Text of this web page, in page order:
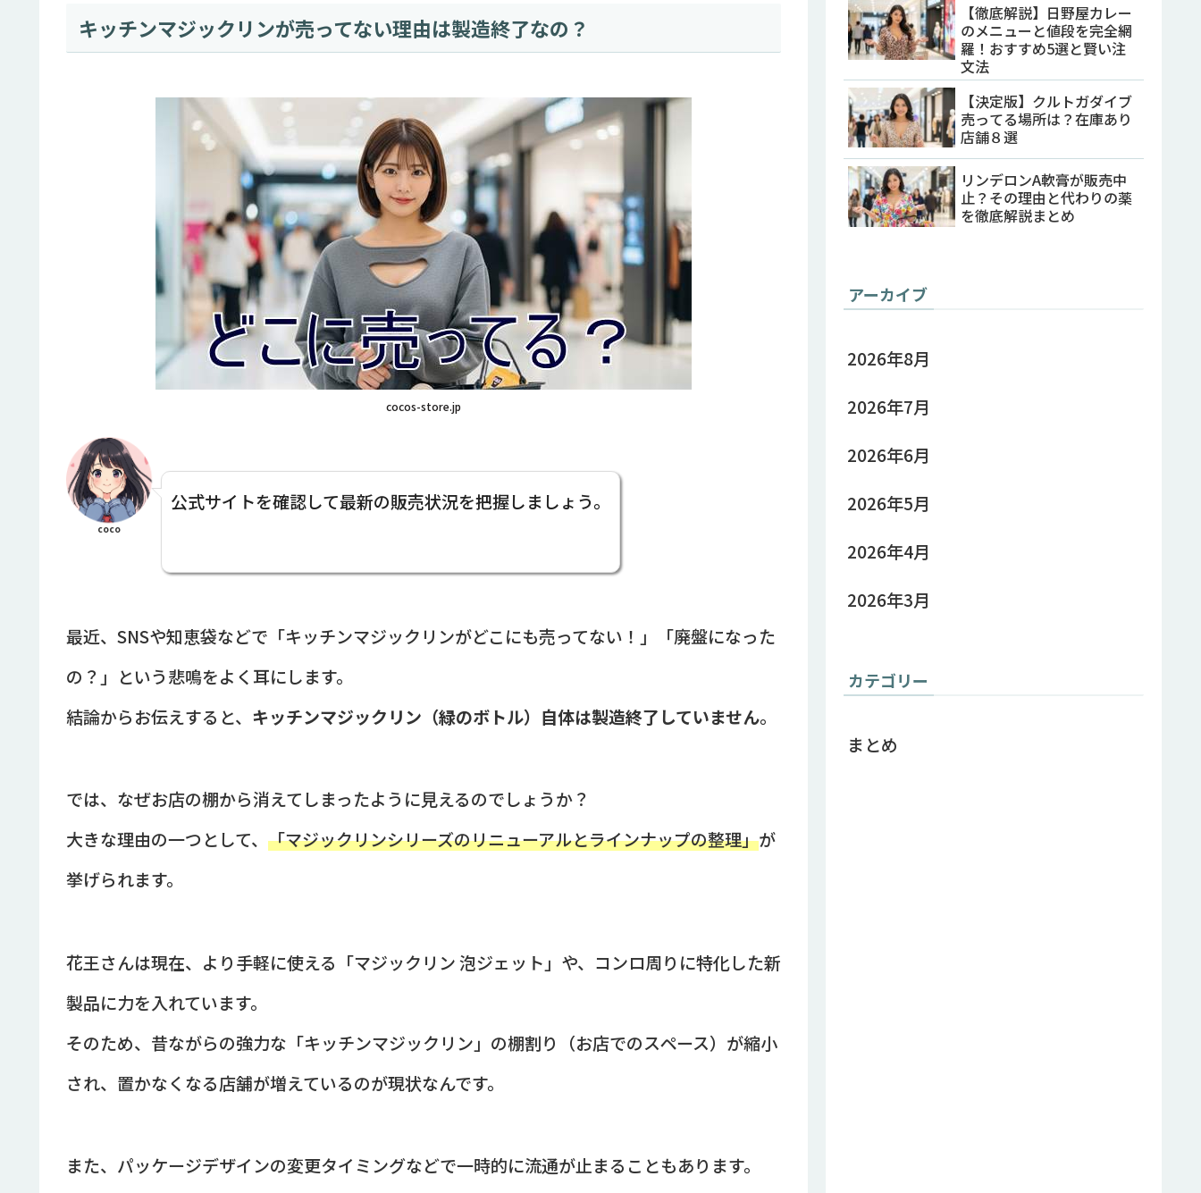
キッチンマジックリンが売ってない理由は製造終了なの？
cocos-store.jp
coco
公式サイトを確認して最新の販売状況を把握しましょう。
最近、SNSや知恵袋などで「キッチンマジックリンがどこにも売ってない！」「廃盤になった
の？」という悲鳴をよく耳にします。
結論からお伝えすると、 キッチンマジックリン（緑のボトル）自体は製造終了していません。
では、なぜお店の棚から消えてしまったように見えるのでしょうか？
大きな理由の一つとして、 「マジックリンシリーズのリニューアルとラインナップの整理」が
挙げられます。
花王さんは現在、より手軽に使える「マジックリン 泡ジェット」や、コンロ周りに特化した新
製品に力を入れています。
そのため、昔ながらの強力な「キッチンマジックリン」の棚割り（お店でのスペース）が縮小
され、置かなくなる店舗が増えているのが現状なんです。
また、パッケージデザインの変更タイミングなどで一時的に流通が止まることもあります。
【徹底解説】日野屋カレー
のメニューと値段を完全網
羅！おすすめ5選と賢い注
文法
【決定版】クルトガダイブ
売ってる場所は？在庫あり
店舗８選
リンデロンA軟膏が販売中
止？その理由と代わりの薬
を徹底解説まとめ
アーカイブ
2026年8月
2026年7月
2026年6月
2026年5月
2026年4月
2026年3月
カテゴリー
まとめ